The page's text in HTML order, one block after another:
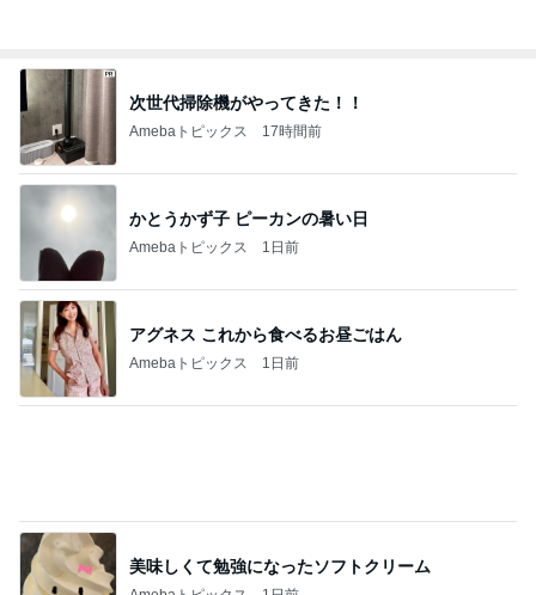
だいた 夫の好みで変えた味噌汁
Amebaトピックス
記事を読む